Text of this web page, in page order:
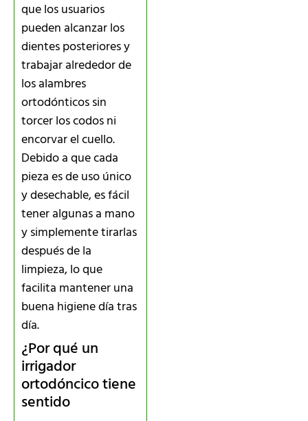
que los usuarios
pueden alcanzar los
dientes posteriores y
trabajar alrededor de
los alambres
ortodónticos sin
torcer los codos ni
encorvar el cuello.
Debido a que cada
pieza es de uso único
y desechable, es fácil
tener algunas a mano
y simplemente tirarlas
después de la
limpieza, lo que
facilita mantener una
buena higiene día tras
día.
¿Por qué un
irrigador
ortodóncico tiene
sentido